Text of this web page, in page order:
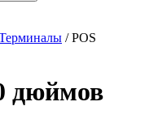
/POS
дюймов